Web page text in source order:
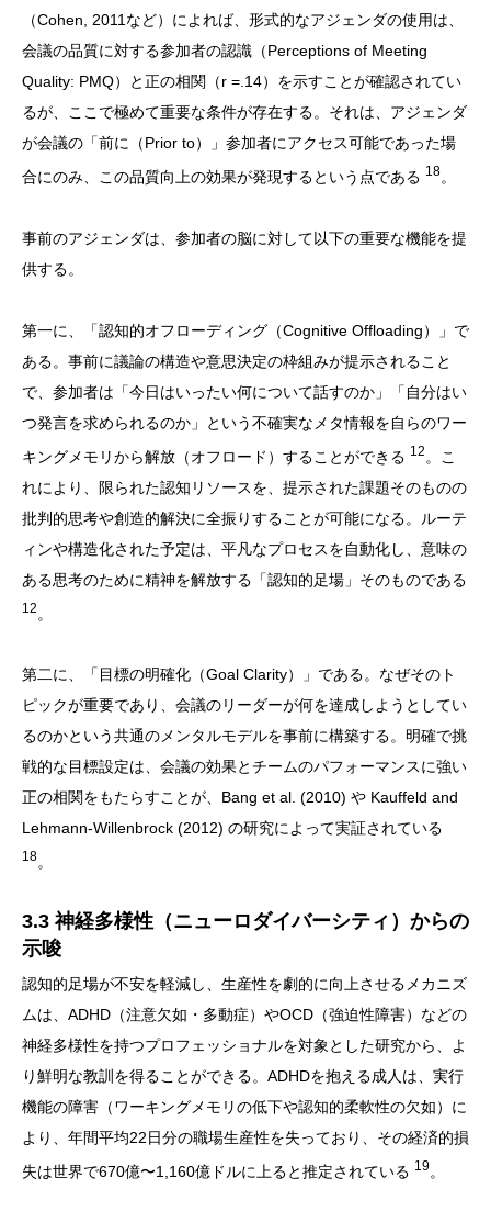
（Cohen, 2011など）によれば、形式的なアジェンダの使用は、
会議の品質に対する参加者の認識（Perceptions of Meeting
Quality: PMQ）と正の相関（r =.14）を示すことが確認されてい
るが、ここで極めて重要な条件が存在する。それは、アジェンダ
が会議の「前に（Prior to）」参加者にアクセス可能であった場
合にのみ、この品質向上の効果が発現するという点である 18。
事前のアジェンダは、参加者の脳に対して以下の重要な機能を提
供する。
第一に、「認知的オフローディング（Cognitive Offloading）」で
ある。事前に議論の構造や意思決定の枠組みが提示されること
で、参加者は「今日はいったい何について話すのか」「自分はい
つ発言を求められるのか」という不確実なメタ情報を自らのワー
キングメモリから解放（オフロード）することができる 12 。こ
れにより、限られた認知リソースを、提示された課題そのものの
批判的思考や創造的解決に全振りすることが可能になる。ルーテ
ィンや構造化された予定は、平凡なプロセスを自動化し、意味の
ある思考のために精神を解放する「認知的足場」そのものである
12 。
第二に、「目標の明確化（Goal Clarity）」である。なぜそのト
ピックが重要であり、会議のリーダーが何を達成しようとしてい
るのかという共通のメンタルモデルを事前に構築する。明確で挑
戦的な目標設定は、会議の効果とチームのパフォーマンスに強い
正の相関をもたらすことが、Bang et al. (2010) や Kauffeld and
Lehmann-Willenbrock (2012) の研究によって実証されている
18。
3.3 神経多様性（ニューロダイバーシティ）からの
示唆
認知的足場が不安を軽減し、生産性を劇的に向上させるメカニズ
ムは、ADHD（注意欠如・多動症）やOCD（強迫性障害）などの
神経多様性を持つプロフェッショナルを対象とした研究から、よ
り鮮明な教訓を得ることができる。ADHDを抱える成人は、実行
機能の障害（ワーキングメモリの低下や認知的柔軟性の欠如）に
より、年間平均22日分の職場生産性を失っており、その経済的損
失は世界で670億〜1,160億ドルに上ると推定されている 19。